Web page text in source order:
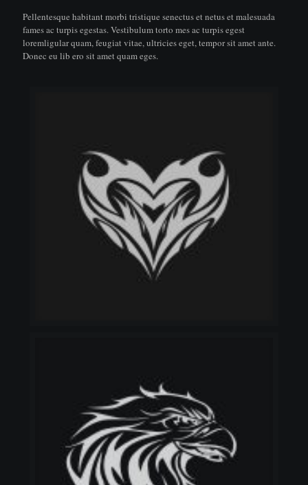
Pellentesque habitant morbi tristique senectus et netus et malesuada
fames ac turpis egestas. Vestibulum torto mes ac turpis egest
loremligular quam, feugiat vitae, ultricies eget, tempor sit amet ante.
Donec eu lib ero sit amet quam eges.